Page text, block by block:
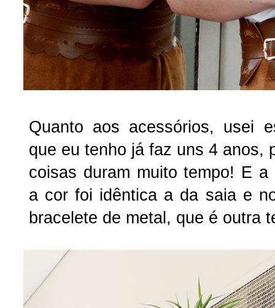
Quanto aos acessórios, usei
que eu tenho já faz uns 4 anos,
coisas duram muito tempo! E
a cor foi idêntica a da saia e
bracelete de metal, que é outra